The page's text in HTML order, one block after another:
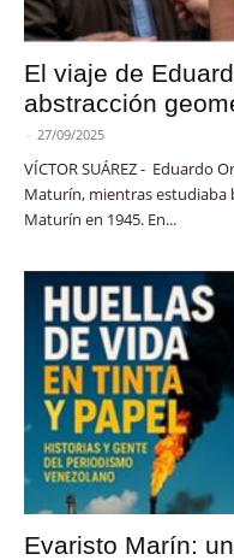
El viaje de
abstracción
- 27/09/2025
VÍCTOR SUÁREZ - Eduardo
Maturín, mientras estudiaba
Maturín en 1945. En...
Evaristo Marín: